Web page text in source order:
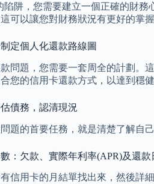
陷阱，您需要建立一個正確的財
可以讓您對財務狀況有更好的掌
定個人化還款路線圖
問題，您需要一套周全的計劃。
您的信用卡還款方式，以達到穩健
債務，認清現況
題的首要任務，就是清楚了解自
：欠款、實際年利率(APR)及還款
信用卡的月結單找出來，然後詳